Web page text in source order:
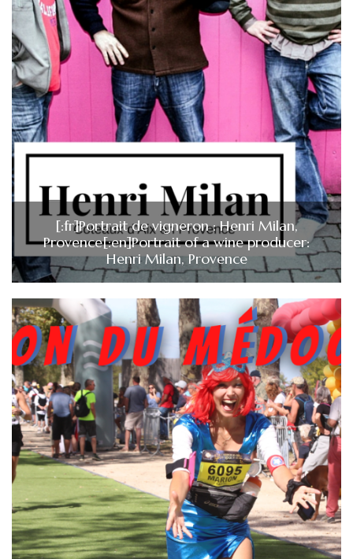
[:fr]Portrait de vigneron : Henri Milan,
Provence[:en]Portrait of a wine producer:
Henri Milan, Provence